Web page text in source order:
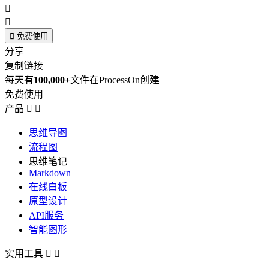


 免费使用
分享
复制链接
每天有100,000+文件在ProcessOn创建
免费使用
产品  
思维导图
流程图
思维笔记
Markdown
在线白板
原型设计
API服务
智能图形
实用工具  